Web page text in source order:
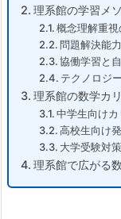
理系館の学習メ
概念理解重
問題解決能
協働学習と
テクノロジ
理系館の数学カ
中学生向け
高校生向け
大学受験対
理系館で広がる